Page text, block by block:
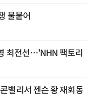
불붙어
최전선…'NHN 팩토리
밸리서 젠슨 황 재회동